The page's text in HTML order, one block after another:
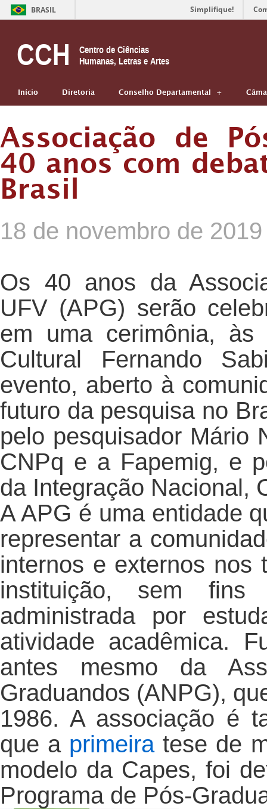
BRASIL Simplifique!
CCH
Centro de Ciências
Humanas, Letras e Artes
Início Diretoria Conselho Departamental
Associação de
40 anos com
Brasil
18 de novembro de 2019
Os 40 anos da
UFV (APG) serão
em uma cerimônia, às
Cultural Fernando
evento, aberto à
futuro da pesquisa no
pelo pesquisador Mário
CNPq e a Fapemig, e
da Integração Nacional,
A APG é uma entidade
representar a
internos e externos nos
instituição, sem
administrada por
atividade acadêmica.
antes mesmo da
Graduandos (ANPG),
1986. A associação é
que a primeiratese de
modelo da Capes, foi
Programa de Pós-